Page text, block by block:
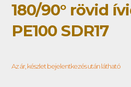
180/90° rövid
PE100 SDR17
Az ár, készlet bejelentkezés után látható